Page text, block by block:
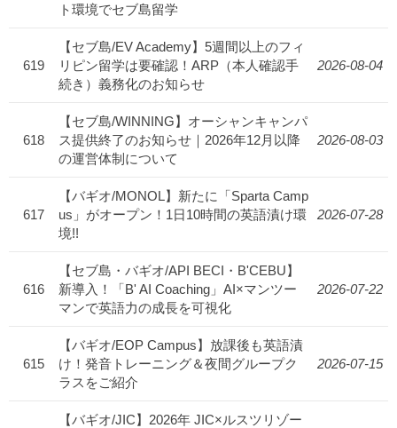
ト環境でセブ島留学
619
【セブ島/EV Academy】5週間以上のフィ
リピン留学は要確認！ARP（本人確認手
続き）義務化のお知らせ
2026-08-04
618
【セブ島/WINNING】オーシャンキャンパ
ス提供終了のお知らせ｜2026年12月以降
の運営体制について
2026-08-03
617
【バギオ/MONOL】新たに「Sparta Camp
us」がオープン！1日10時間の英語漬け環
境!!
2026-07-28
616
【セブ島・バギオ/API BECI・B'CEBU】
新導入！「B' AI Coaching」AI×マンツー
マンで英語力の成長を可視化
2026-07-22
615
【バギオ/EOP Campus】放課後も英語漬
け！発音トレーニング＆夜間グループク
ラスをご紹介
2026-07-15
【バギオ/JIC】2026年 JIC×ルスツリゾー